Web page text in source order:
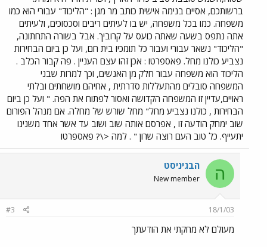
ברשותכם, אסיים בנימה אישית כותב מר מגן : "הליכוד" עבורי הוא כמו
משפחה. כמו בכל משפחה, יש בו לעיתים ריבים וסכסוכים, ולעיתים
אתה נתפס בשעה שאתה כועס על קרוביך. אבל בשורה התחתונה,
"הליכוד" נשאר עבורי ועבור כל תומכיו בית חם, ועל כן ביום הבחירות
נצביע כולנו מחל. פאספרטו : אכן זהו עצם העניין . פה קבור הכלב .
הליכוד הוא משפחה עבור חלק מן האנשים, וכך למרות שבני
המשפחה סובלים מהתעללות סדרתית , אחיהם מושחתים ובלתי
ראויים,עדיין זו המשפחה הקדושה ואסור לפתוח את הפה. " ועל כן ביום
הבחירות , כולנו נצביע מחל" מחל שורש של מחלה. אם מנהל הפורום
שוב ימחק הודעה זו , אפרסם אותה שוב ושוב עד אשר אחד משנינו
יתעייף. כל טוב העם רוצה שרון " . למה <\? פאספרטו
ה הבגיניסט
New member
18/1/03
#3
מעולם לא מחקתי את הודעתך